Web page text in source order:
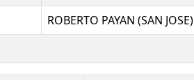
ROBERTO PAYAN (SAN JOSE)